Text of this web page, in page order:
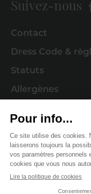
Suivez-nous
Contact
Dress Code &
Statuts
Allergènes
Mentions légales
Politique de cookies
Politique de
© 2026 Cercle Munster .